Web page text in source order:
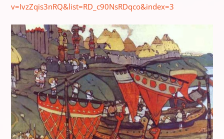
v=IvzZqis3nRQ&list=RD_c90NsRDqco&index=3